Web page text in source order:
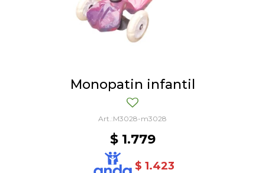
Monopatin infantil
M3028-m3028
$ 1.779
$ 1.423